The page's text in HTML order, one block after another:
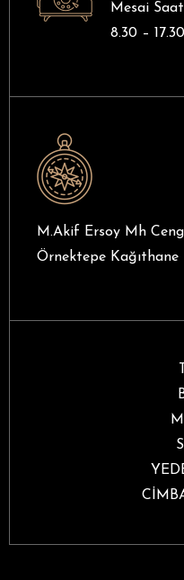
Mesai
8.30 – 17.30
M.Akif Ersoy Mh
Örnektepe